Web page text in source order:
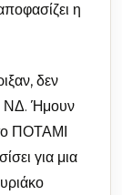
η
δεν
ΝΔ. Ήμουν
ΠΟΤΑΜΙ
για μια